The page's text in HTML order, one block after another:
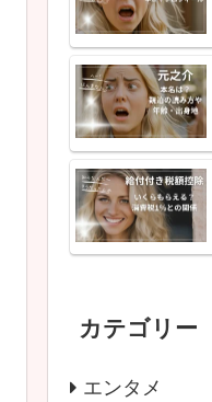
カテゴリー
エンタメ